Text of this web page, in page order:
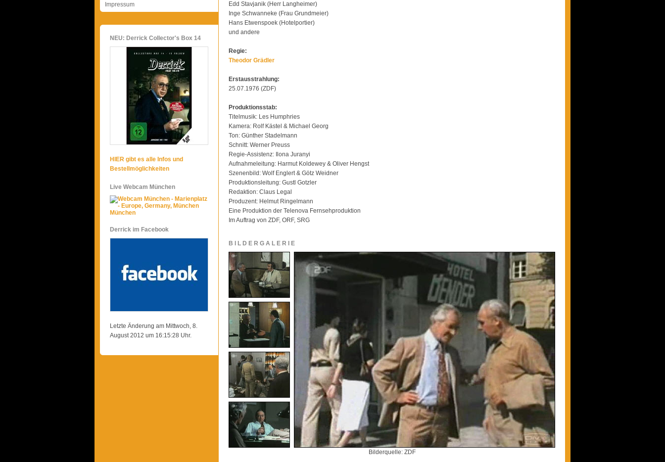
Impressum
NEU: Derrick Collector's Box 14
HIER gibt es alle Infos und
Bestellmöglichkeiten
Live Webcam München
München
Derrick im Facebook
Letzte Änderung am Mittwoch, 8.
August 2012 um 16:15:28 Uhr.
Edd Stavjanik (Herr Langheimer)
Inge Schwanneke (Frau Grundmeier)
Hans Etwenspoek (Hotelportier)
und andere
Regie:
Theodor Grädler
Erstausstrahlung:
25.07.1976 (ZDF)
Produktionsstab:
Titelmusik: Les Humphries
Kamera: Rolf Kästel & Michael Georg
Ton: Günther Stadelmann
Schnitt: Werner Preuss
Regie-Assistenz: Ilona Juranyi
Aufnahmeleitung: Harmut Koldewey & Oliver Hengst
Szenenbild: Wolf Englert & Götz Weidner
Produktionsleitung: Gustl Gotzler
Redaktion: Claus Legal
Produzent: Helmut Ringelmann
Eine Produktion der Telenova Fernsehproduktion
Im Auftrag von ZDF, ORF, SRG
BILDERGALERIE
Bilderquelle: ZDF